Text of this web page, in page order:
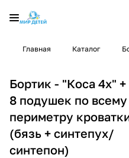
Главная Каталог
Бортик - "Коса 4х" +
8 подушек по всему
периметру
(бязь + синтепух/
синтепон)